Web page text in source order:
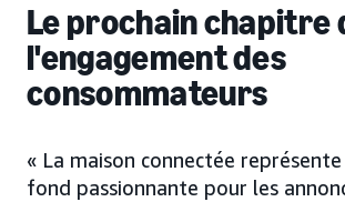
Le prochain chapitre
l'engagement des
consommateurs
« La maison connectée
fond passionnante pour les